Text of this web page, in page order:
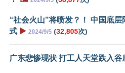
“社会火山”将喷发？！ 中国底层
式 ▶️ 2024/9/5 (32,805次)
广东悲惨现状 打工人天堂跌入谷